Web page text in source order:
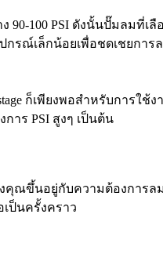
100 PSI ดังนั้นปั๊มลมที่เลื
รณ์เล็กน้อยเพื่อชดเชยการ
ก็เพียงพอสำหรับการใช้
าร PSI สูงๆ เป็นต้น
คุณขึ้นอยู่กับความต้องการล
ป็นครั้งคราว